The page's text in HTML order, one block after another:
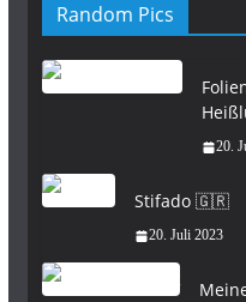
Random Pics
20.
Stifado 🇬🇷
20. Juli 2023